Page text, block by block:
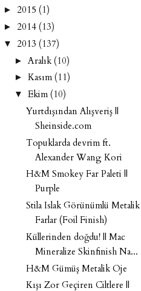
► 2015 (1)
► 2014 (13)
▼ 2013 (137)
► Aralık (10)
► Kasım (11)
▼ Ekim (10)
Yurtdışından Alışveriş ||
Sheinside.com
Topuklarda devrim ft.
Alexander Wang Kori
H&M Smokey Far Paleti ||
Purple
Stila Islak Görünümlü Metalik
Farlar (Foil Finish)
Küllerinden doğdu! || Mac
Mineralize Skinfinish Na...
H&M Gümüş Metalik Oje
Kışı Zor Geçiren Ciltlere ||